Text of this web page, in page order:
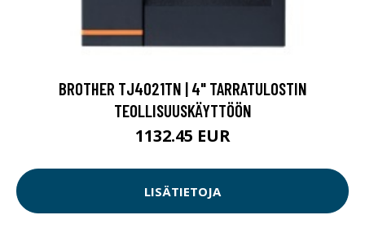
BROTHER TJ4021TN | 4" TARRATULOSTIN
TEOLLISUUSKÄYTTÖÖN
1132.45 EUR
LISÄTIETOJA